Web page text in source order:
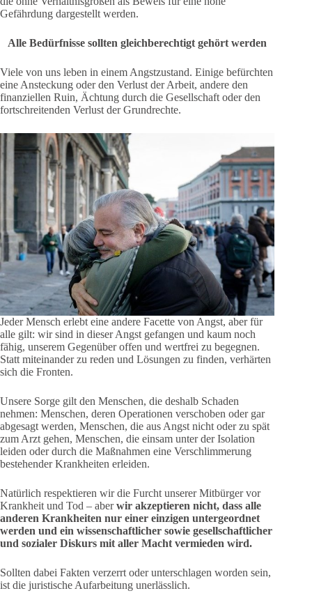
Gefährdung dargestellt werden.
Alle Bedürfnisse sollten gleichberechtigt gehört werden
Viele von uns leben in einem Angstzustand. Einige befürchten
eine Ansteckung oder den Verlust der Arbeit, andere den
finanziellen Ruin, Ächtung durch die Gesellschaft oder den
fortschreitenden Verlust der Grundrechte.
Jeder Mensch erlebt eine andere Facette von Angst, aber für
alle gilt: wir sind in dieser Angst gefangen und kaum noch
fähig, unserem Gegenüber offen und wertfrei zu begegnen.
Statt miteinander zu reden und Lösungen zu finden, verhärten
sich die Fronten.
Unsere Sorge gilt den Menschen, die deshalb Schaden
nehmen: Menschen, deren Operationen verschoben oder gar
abgesagt werden, Menschen, die aus Angst nicht oder zu spät
zum Arzt gehen, Menschen, die einsam unter der Isolation
leiden oder durch die Maßnahmen eine Verschlimmerung
bestehender Krankheiten erleiden.
Natürlich respektieren wir die Furcht unserer Mitbürger vor
Krankheit und Tod – aberwir akzeptieren nicht, dass alle
anderen Krankheiten nur einer einzigen untergeordnet
werden und ein wissenschaftlicher sowie gesellschaftlicher
und sozialer Diskurs mit aller Macht vermieden wird.
Sollten dabei Fakten verzerrt oder unterschlagen worden sein,
ist die juristische Aufarbeitung unerlässlich.